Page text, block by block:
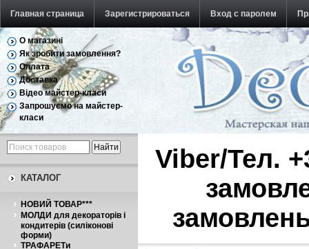
Главная страница Зарегистрироваться Вход с паролем
Обратная связь
О магазині
Як зробити замовлення?
Оплата
Доставка
Відео майстер-класи
Запрошуємо на майстер-
класи
КАТАЛОГ
НОВИЙ ТОВАР***
МОЛДИ для декораторів і
кондитерів (силіконові
форми)
ТРАФАРЕТи
Viber/Тел.